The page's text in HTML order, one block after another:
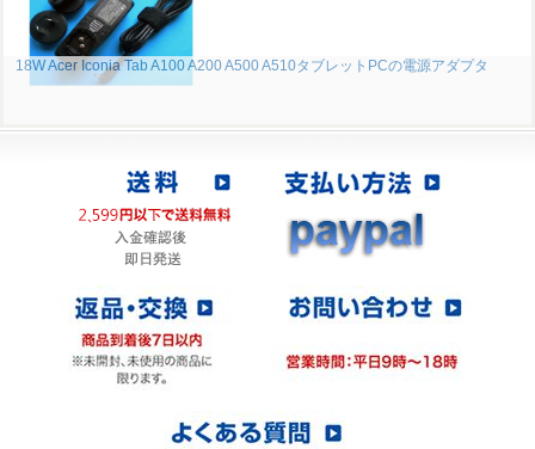
18W Acer Iconia Tab A100 A200 A500 A510タブレットPCの電源アダプタ